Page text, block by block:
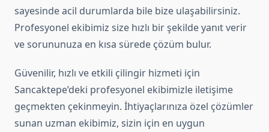
sayesinde acil durumlarda bile bize ulaşabilirsiniz.
Profesyonel ekibimiz size hızlı bir şekilde yanıt verir
ve sorununuza en kısa sürede çözüm bulur.
Güvenilir, hızlı ve etkili çilingir hizmeti için
Sancaktepe’deki profesyonel ekibimizle iletişime
geçmekten çekinmeyin. İhtiyaçlarınıza özel çözümler
sunan uzman ekibimiz, sizin için en uygun